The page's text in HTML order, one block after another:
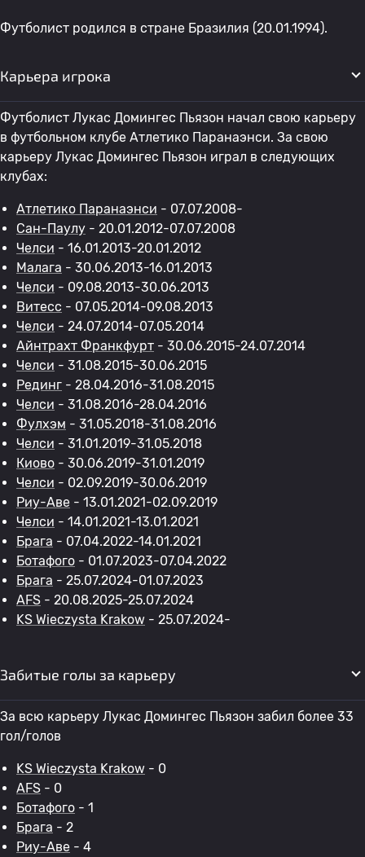
Футболист родился в стране Бразилия (20.01.1994).
Карьера игрока
Футболист Лукас Домингес Пьязон начал свою карьеру
в футбольном клубе Атлетико Паранаэнси. За свою
карьеру Лукас Домингес Пьязон играл в следующих
клубах:
Атлетико Паранаэнси - 07.07.2008-
Сан-Паулу - 20.01.2012-07.07.2008
Челси - 16.01.2013-20.01.2012
Малага - 30.06.2013-16.01.2013
Челси - 09.08.2013-30.06.2013
Витесс - 07.05.2014-09.08.2013
Челси - 24.07.2014-07.05.2014
Айнтрахт Франкфурт - 30.06.2015-24.07.2014
Челси - 31.08.2015-30.06.2015
Рединг - 28.04.2016-31.08.2015
Челси - 31.08.2016-28.04.2016
Фулхэм - 31.05.2018-31.08.2016
Челси - 31.01.2019-31.05.2018
Киово - 30.06.2019-31.01.2019
Челси - 02.09.2019-30.06.2019
Риу-Аве - 13.01.2021-02.09.2019
Челси - 14.01.2021-13.01.2021
Брага - 07.04.2022-14.01.2021
Ботафого - 01.07.2023-07.04.2022
Брага - 25.07.2024-01.07.2023
AFS - 20.08.2025-25.07.2024
KS Wieczysta Krakow - 25.07.2024-
Забитые голы за карьеру
За всю карьеру Лукас Домингес Пьязон забил более 33
гол/голов
KS Wieczysta Krakow - 0
AFS - 0
Ботафого - 1
Брага - 2
Риу-Аве - 4